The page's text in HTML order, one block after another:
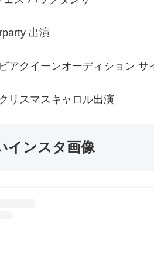
出演
アクイーンオーディション サ
リスマスキャロル出演
インスタ画像